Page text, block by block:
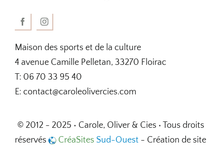
Maison des sports et de la culture
4 avenue Camille Pelletan, 33270 Floirac
T: 06 70 33 95 40
E: contact@caroleolivercies.com
© 2012 - 2025 • Carole, Oliver & Cies • Tous droits
réservés
CréaSites Sud-Ouest - Création de site